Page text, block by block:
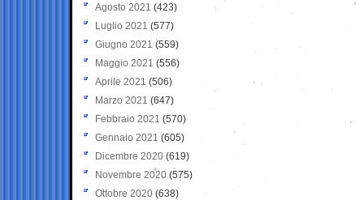
Agosto 2021 (423)
Luglio 2021 (577)
Giugno 2021(559)
Maggio 2021 (556)
Aprile 2021 (506)
Marzo 2021 (647)
Febbraio 2021 (570)
Gennaio 2021 (605)
Dicembre 2020 (619)
Novembre 2020 (575)
Ottobre 2020 (638)